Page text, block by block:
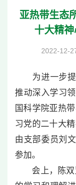
亚热带生态
十大精
2022-12-
为进一步提
推动深入学习
国科学院亚热
习党的二十大
由支部委员刘
参加。
会上，陈双